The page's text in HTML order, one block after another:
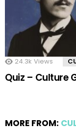
24.3k Views
Quiz – Culture
MORE FROM: